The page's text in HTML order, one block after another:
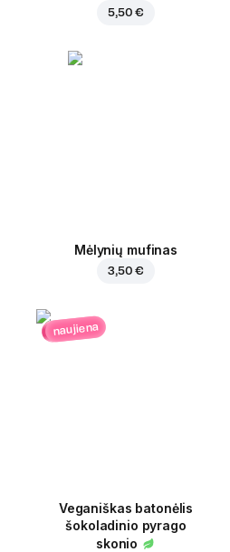
5,50 €
Mėlynių mufinas
3,50 €
naujiena
Veganiškas batonėlis
šokoladinio pyrago
skonio